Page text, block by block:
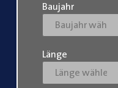
Baujahr
Länge